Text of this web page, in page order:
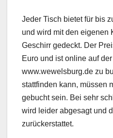
Jeder Tisch bietet für bis
und wird mit den eigenen
Geschirr gedeckt. Der
Euro und ist online auf
www.wewelsburg.de zu
stattfinden kann, müssen
gebucht sein. Bei sehr
wird leider abgesagt und
zurückerstattet.